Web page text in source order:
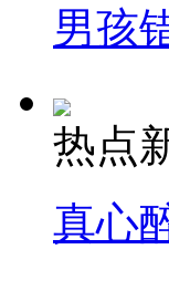
男孩
热点
真心